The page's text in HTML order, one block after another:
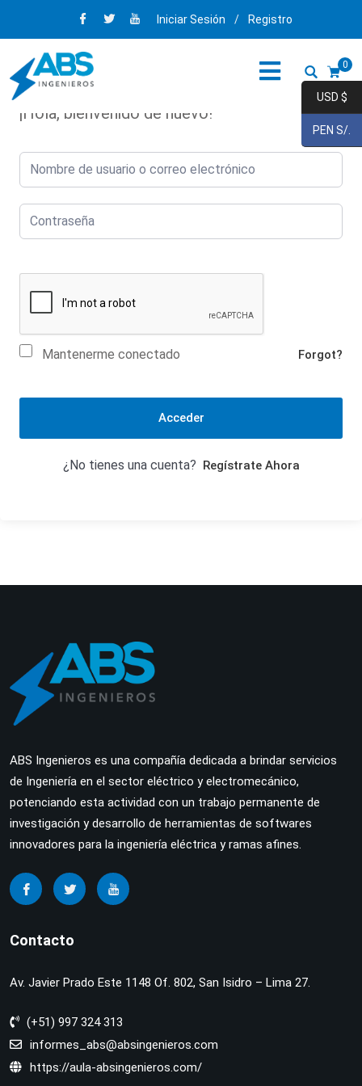
Iniciar Sesión / Registro
0
¡Hola, bienvenido de nuevo!
Mantenerme conectado Forgot?
Acceder
¿No tienes una cuenta? Regístrate Ahora
ABS Ingenieros es una compañía dedicada a brindar servicios
de Ingeniería en el sector eléctrico y electromecánico,
potenciando esta actividad con un trabajo permanente de
investigación y desarrollo de herramientas de softwares
innovadores para la ingeniería eléctrica y ramas afines.
Contacto
Av. Javier Prado Este 1148 Of. 802, San Isidro – Lima 27.
(+51) 997 324 313
informes_abs@absingenieros.com
https://aula-absingenieros.com/
USD $
PEN S/.